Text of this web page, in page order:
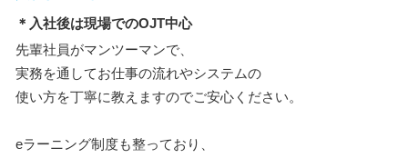
＊入社後は現場でのOJT中心
先輩社員がマンツーマンで、
実務を通してお仕事の流れやシステムの
使い方を丁寧に教えますのでご安心ください。
eラーニング制度も整っており、